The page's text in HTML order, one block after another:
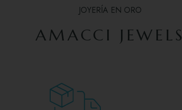
JOYERÍA EN ORO
AMACCI JEWELS